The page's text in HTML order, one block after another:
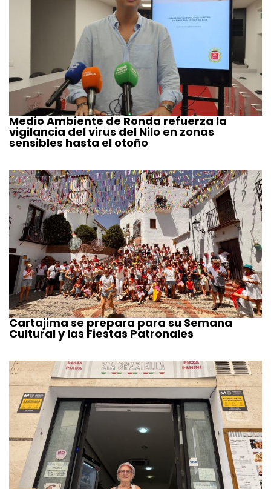
Medio Ambiente de Ronda refuerza la
vigilancia del virus del Nilo en zonas
sensibles hasta el otoño
Cartajima se prepara para su Semana
Cultural y las Fiestas Patronales